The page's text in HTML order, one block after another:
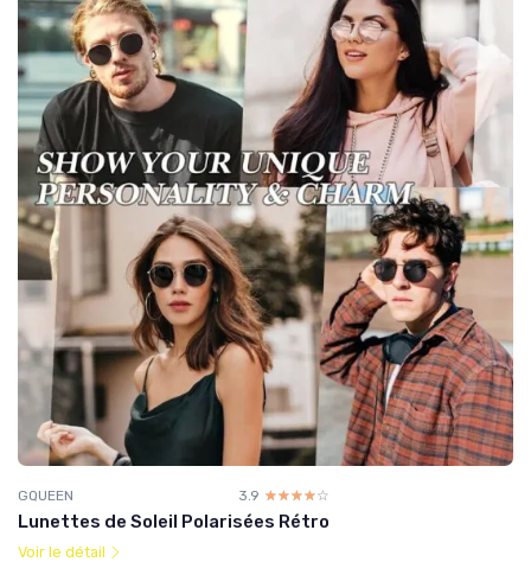
GQUEEN 3.9 ☆☆☆☆☆
★★★★★
Lunettes de Soleil Polarisées Rétro
Voir le détail